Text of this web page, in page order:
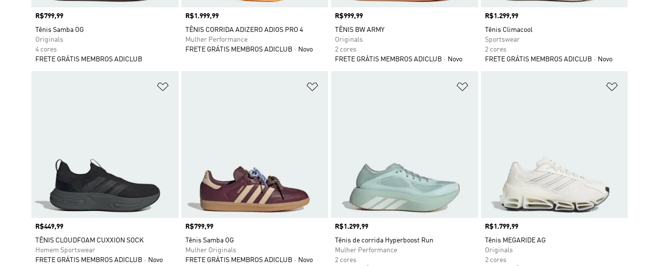
Preço
R$799,99
Tênis Samba OG
Originals
4 cores
FRETE GRÁTIS MEMBROS ADICLUB
Preço
R$1.999,99
TÊNIS CORRIDA ADIZERO ADIOS PRO 4
Mulher Performance
FRETE GRÁTIS MEMBROS ADICLUB
Novo
Preço
R$999,99
TÊNIS BW ARMY
Originals
2 cores
FRETE GRÁTIS MEMBROS ADICLUB
Novo
Preço
R$1.299,99
Tênis Climacool
Sportswear
2 cores
FRETE GRÁTIS MEMBROS ADICLUB
Novo
Preço
R$449,99
TÊNIS CLOUDFOAM CUXXION SOCK
Homem Sportswear
FRETE GRÁTIS MEMBROS ADICLUB
Novo
Preço
R$799,99
Tênis Samba OG
Mulher Originals
FRETE GRÁTIS MEMBROS ADICLUB
Novo
Preço
R$1.299,99
Tênis de corrida Hyperboost Run
Mulher Performance
2 cores
Preço
R$1.799,99
Tênis MEGARIDE AG
Originals
2 cores